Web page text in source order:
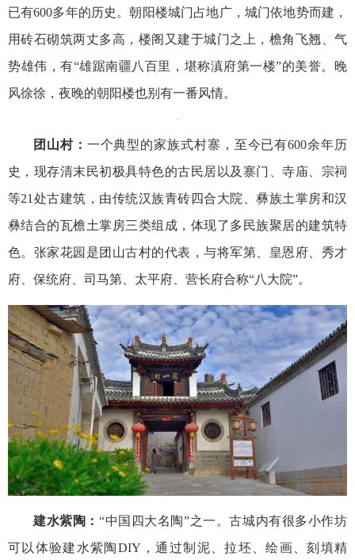
已有600多年的历史。朝阳楼城门占地广，城门依地势而建，
用砖石砌筑两丈多高，楼阁又建于城门之上，檐角飞翘、气
势雄伟，有“雄踞南疆八百里，堪称滇府第一楼”的美誉。晚
风徐徐，夜晚的朝阳楼也别有一番风情。
团山村： 一个典型的家族式村寨，至今已有600余年历
史，现存清末民初极具特色的古民居以及寨门、寺庙、宗祠
等21处古建筑，由传统汉族青砖四合大院、彝族土掌房和汉
彝结合的瓦檐土掌房三类组成，体现了多民族聚居的建筑特
色。张家花园是团山古村的代表，与将军第、皇恩府、秀才
府、保统府、司马第、太平府、营长府合称“八大院”。
建水紫陶： “中国四大名陶”之一。古城内有很多小作坊
可以体验建水紫陶DIY，通过制泥、拉坯、绘画、刻填精